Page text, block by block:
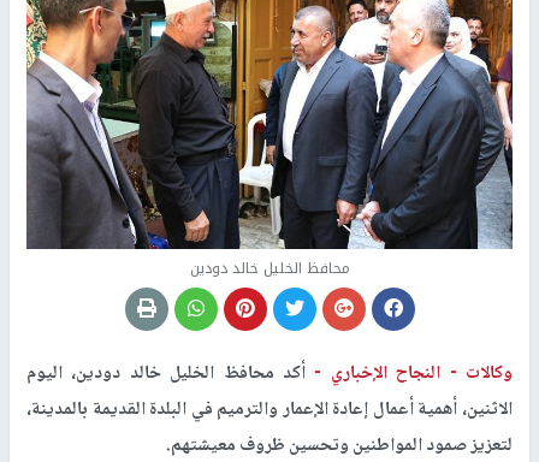
محافظ الخليل خالد دودين
وكالات - النجاح الإخباري - أكد محافظ الخليل خالد دودين، اليوم
الاثنين، أهمية أعمال إعادة الإعمار والترميم في البلدة القديمة بالمدينة،
لتعزيز صمود المواطنين وتحسين ظروف معيشتهم.